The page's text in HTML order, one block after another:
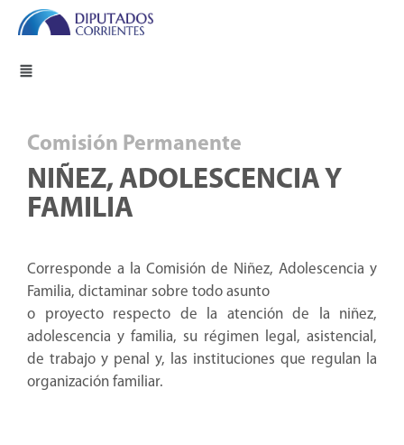
Comisión Permanente
NIÑEZ, ADOLESCENCIA Y
FAMILIA
Corresponde a la Comisión de Niñez, Adolescencia y
Familia, dictaminar sobre todo asunto
o proyecto respecto de la atención de la niñez,
adolescencia y familia, su régimen legal, asistencial,
de trabajo y penal y, las instituciones que regulan la
organización familiar.